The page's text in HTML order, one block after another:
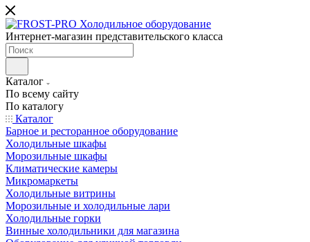
Интернет-магазин представительского класса
Каталог
По всему сайту
По каталогу
Каталог
Барное и ресторанное оборудование
Холодильные шкафы
Морозильные шкафы
Климатические камеры
Микромаркеты
Холодильные витрины
Морозильные и холодильные лари
Холодильные горки
Винные холодильники для магазина